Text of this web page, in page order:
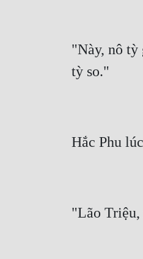
"Này, nô tỳ
tỳ so."
Hắc Phu
"Lão Triệu,